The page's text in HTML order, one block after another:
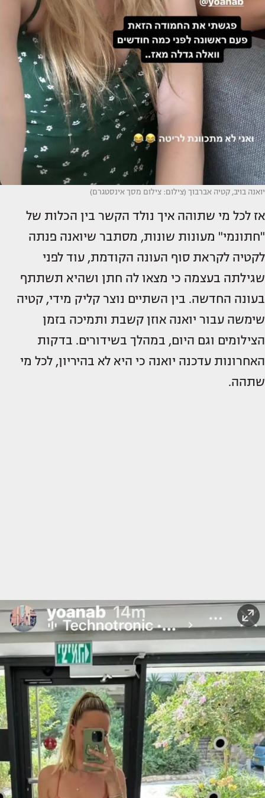
יואנה בויב, קטיה אברבוך (צילום: צילום מסך אינסטגרם)
אז לכל מי שתוהה איך נולד הקשר בין הכלות של
"חתונמי" מעונות שונות, מסתבר שיואנה פנתה
לקטיה לקראת סוף העונה הקודמת, עוד לפני
שגילתה בעצמה כי מצאו לה חתן ושהיא תשתתף
בעונה החדשה. בין השתיים נוצר קליק מידי, קטיה
שימשה עבור יואנה אוזן קשבת ותמיכה בזמן
הצילומים וגם היום, במהלך בשידורים. בדקות
האחרונות עדכנה יואנה כי היא לא בהיריון, לכל מי
שתהה.